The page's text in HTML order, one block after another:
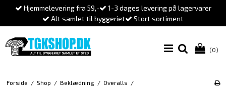
Hjemmelevering fra 59,-
1-3 dages levering på lagervarer
Alt samlet til byggeriet
Stort sortiment
(0)
Forside / Shop / Beklædning / Overalls /